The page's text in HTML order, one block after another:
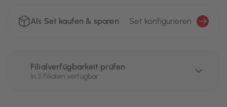
Als Set kaufen & sparen Set konfigurieren
Filialverfügbarkeit prüfen
In 3 Filialen verfügbar